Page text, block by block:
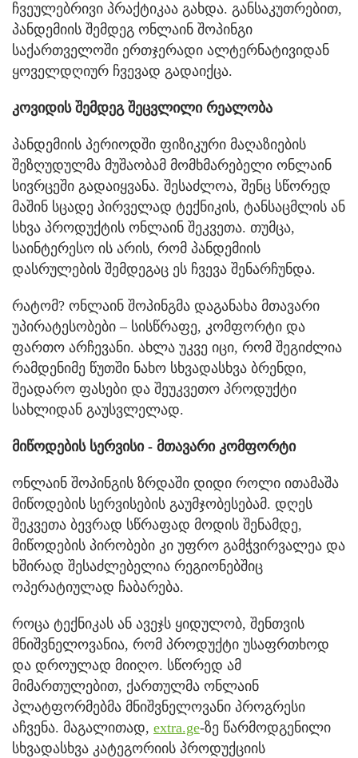
ჩვეულებრივი პრაქტიკაა გახდა. განსაკუთრებით,
პანდემიის შემდეგ ონლაინ შოპინგი
საქართველოში ერთჯერადი ალტერნატივიდან
ყოველდღიურ ჩვევად გადაიქცა.
კოვიდის შემდეგ შეცვლილი რეალობა
პანდემიის პერიოდში ფიზიკური მაღაზიების
შეზღუდულმა მუშაობამ მომხმარებელი ონლაინ
სივრცეში გადაიყვანა. შესაძლოა, შენც სწორედ
მაშინ სცადე პირველად ტექნიკის, ტანსაცმლის ან
სხვა პროდუქტის ონლაინ შეკვეთა. თუმცა,
საინტერესო ის არის, რომ პანდემიის
დასრულების შემდეგაც ეს ჩვევა შენარჩუნდა.
რატომ? ონლაინ შოპინგმა დაგანახა მთავარი
უპირატესობები – სისწრაფე, კომფორტი და
ფართო არჩევანი. ახლა უკვე იცი, რომ შეგიძლია
რამდენიმე წუთში ნახო სხვადასხვა ბრენდი,
შეადარო ფასები და შეუკვეთო პროდუქტი
სახლიდან გაუსვლელად.
მიწოდების სერვისი - მთავარი კომფორტი
ონლაინ შოპინგის ზრდაში დიდი როლი ითამაშა
მიწოდების სერვისების გაუმჯობესებამ. დღეს
შეკვეთა ბევრად სწრაფად მოდის შენამდე,
მიწოდების პირობები კი უფრო გამჭვირვალეა და
ხშირად შესაძლებელია რეგიონებშიც
ოპერატიულად ჩაბარება.
როცა ტექნიკას ან ავეჯს ყიდულობ, შენთვის
მნიშვნელოვანია, რომ პროდუქტი უსაფრთხოდ
და დროულად მიიღო. სწორედ ამ
მიმართულებით, ქართულმა ონლაინ
პლატფორმებმა მნიშვნელოვანი პროგრესი
აჩვენა. მაგალითად, extra.ge-ზე წარმოდგენილი
სხვადასხვა კატეგორიის პროდუქციის